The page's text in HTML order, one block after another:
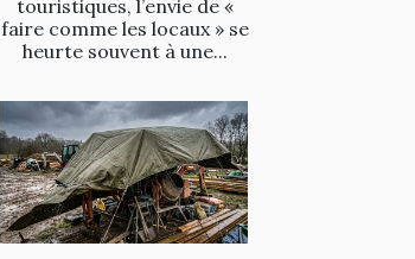
touristiques, l’envie de «
faire comme les locaux » se
heurte souvent à une...